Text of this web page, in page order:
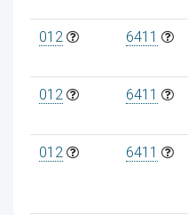
012 6411
012 6411
012 6411